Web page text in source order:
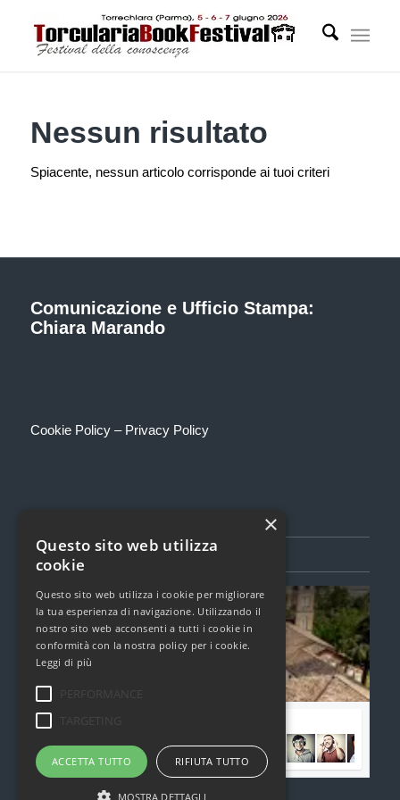
Nessun risultato
Spiacente, nessun articolo corrisponde ai tuoi criteri
Comunicazione e Ufficio Stampa:
Chiara Marando
Cookie Policy– Privacy Policy
SEGUICI SU FACEBOOK
Torcualria Book Festival
1,6k Mi Piace
×
Questo sito web utilizza
cookie
Questo sito web utilizza i cookie per migliorare
la tua esperienza di navigazione. Utilizzando il
nostro sito web acconsenti a tutti i cookie in
conformità con la nostra policy per i cookie.
Leggi di più
ACCETTA TUTTO RIFIUTA TUTTO
MOSTRA DETTAGLI